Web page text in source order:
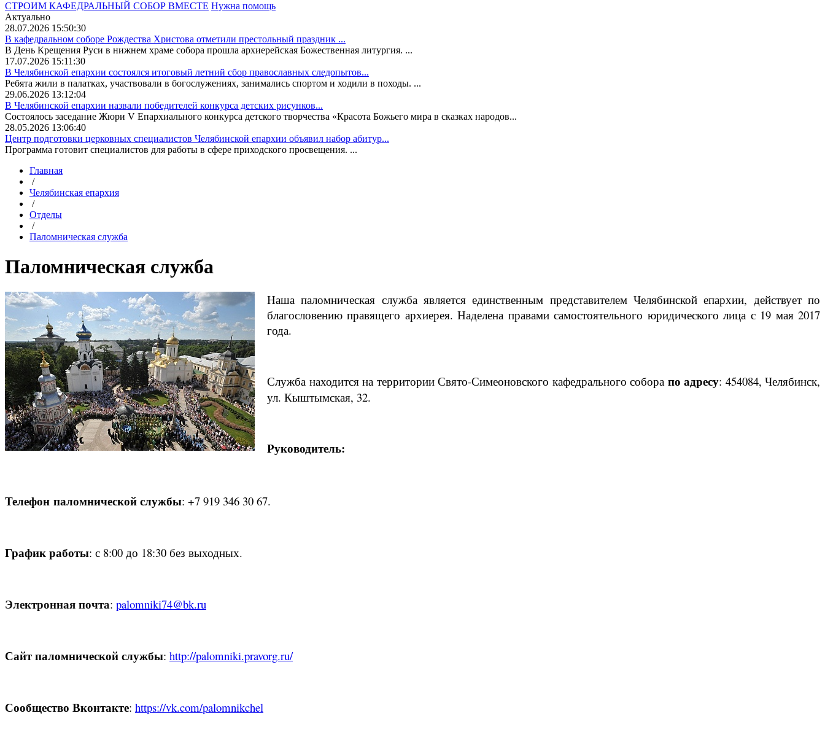
СТРОИМ КАФЕДРАЛЬНЫЙ СОБОР ВМЕСТЕ Нужна помощь
Актуально
28.07.2026 15:50:30
В кафедральном соборе Рождества Христова отметили престольный праздник ...
В День Крещения Руси в нижнем храме собора прошла архиерейская Божественная литургия. ...
17.07.2026 15:11:30
В Челябинской епархии состоялся итоговый летний сбор православных следопытов...
Ребята жили в палатках, участвовали в богослужениях, занимались спортом и ходили в походы. ...
29.06.2026 13:12:04
В Челябинской епархии назвали победителей конкурса детских рисунков...
Состоялось заседание Жюри V Епархиального конкурса детского творчества «Красота Божьего мира в сказках народов...
28.05.2026 13:06:40
Центр подготовки церковных специалистов Челябинской епархии объявил набор абитур...
Программа готовит специалистов для работы в сфере приходского просвещения. ...
Главная
/
Челябинская епархия
/
Отделы
/
Паломническая служба
Паломническая служба
Наша паломническая служба является единственным представителем Челябинской епархии, действует по
благословению правящего архиерея. Наделена правами самостоятельного юридического лица с 19 мая 2017
года.
Служба находится на территории Свято-Симеоновского кафедрального собора по адресу: 454084, Челябинск,
ул. Кыштымская, 32.
Руководитель:
Телефон паломнической службы: +7 919 346 30 67.
График работы: с 8:00 до 18:30 без выходных.
Электронная почта: palomniki74@bk.ru
Сайт паломнической службы: http://palomniki.pravorg.ru/
Сообщество Вконтакте: https://vk.com/palomnikchel